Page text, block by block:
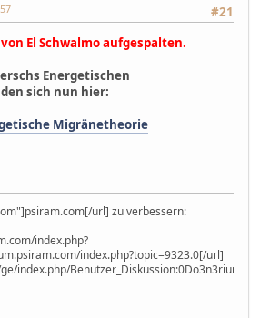
#21
El Schwalmo aufgespalten.
Energetischen
sich nun hier:
Migränetheorie
url] zu verbessern:
index.php?
index.php?topic=9323.0[/url]
index.php/